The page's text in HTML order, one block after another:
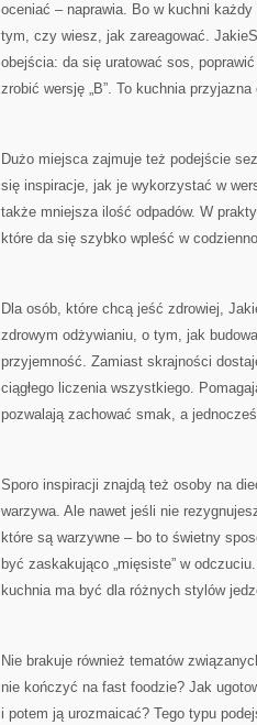
oceniać – naprawia. Bo w kuchni
tym, czy wiesz, jak zareagować.
obejścia: da się uratować sos,
zrobić wersję „B”. To kuchnia
Dużo miejsca zajmuje też podejście
się inspiracje, jak je wykorzystać w
także mniejsza ilość odpadów. W
które da się szybko wpleść w
Dla osób, które chcą jeść zdrowiej,
zdrowym odżywianiu, o tym, jak
przyjemność. Zamiast skrajności
ciągłego liczenia wszystkiego.
pozwalają zachować smak, a
Sporo inspiracji znajdą też osoby na
warzywa. Ale nawet jeśli nie
które są warzywne – bo to świetny
być zaskakująco „mięsiste” w
kuchnia ma być dla różnych stylów
Nie brakuje również tematów
nie kończyć na fast foodzie? Jak
i potem ją urozmaicać? Tego typu